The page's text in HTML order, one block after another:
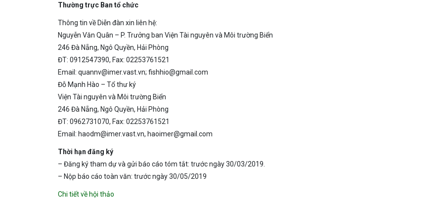
Thường trực Ban tổ chức
Thông tin về Diễn đàn xin liên hệ:
Nguyễn Văn Quân – P. Trưởng ban Viện Tài nguyên và Môi trường Biển
246 Đà Nẵng, Ngô Quyền, Hải Phòng
ĐT: 0912547390, Fax: 02253761521
Email: quannv@imer.vast.vn; fishhio@gmail.com
Đỗ Mạnh Hào – Tổ thư ký
Viện Tài nguyên và Môi trường Biển
246 Đà Nẵng, Ngô Quyền, Hải Phòng
ĐT: 0962731070, Fax: 02253761521
Email: haodm@imer.vast.vn, haoimer@gmail.com
Thời hạn đăng ký
– Đăng ký tham dự và gửi báo cáo tóm tắt: trước ngày 30/03/2019.
– Nộp báo cáo toàn văn: trước ngày 30/05/2019
Chi tiết về hội thảo